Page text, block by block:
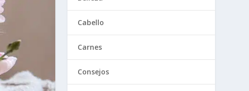
Cabello
Carnes
Consejos